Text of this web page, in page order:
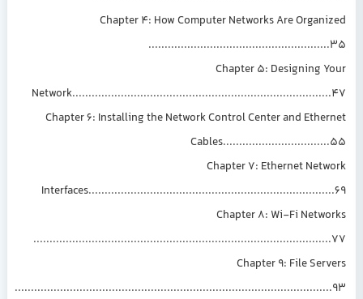
Chapter 4: How Computer Networks
Chapter 5:
Chapter 6: Installing the Network Control Center
Chapter 7:
Chapter 8: Wi-
Chapter 9: